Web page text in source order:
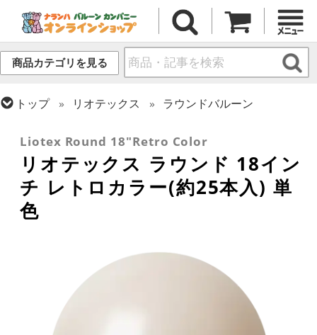
商品カテゴリを見る
トップ リオテックス
ラウンドバルーン
Liotex Round 18"Retro Color
リオテックス ラウンド 18イン
チ レトロカラー(約25本入) 単
色